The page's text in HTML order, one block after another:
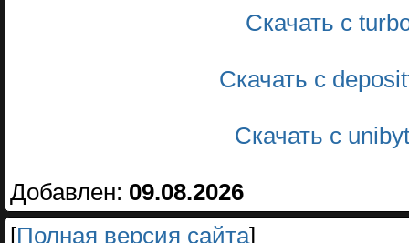
Скачать с
Скачать с
Скачать с
Добавлен: 09.08.2026
[Полная версия сайта]